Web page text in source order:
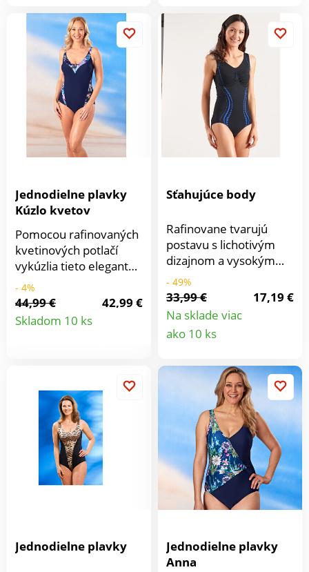
nad rámec platných
noriem. Možno prať v
práčke. Odolné voči
morskej vode a chlóru,
vhodné na pláž a do
bazéna. Po každom
použití odporúčame
vypláchať v čistej vode.
štíhlejšiu siluetu.
Jednodielne plavky
Kúzlo kvetov
Pomocou rafinovaných
kvetinových potlačí
vykúzlia tieto elegantné
jednodielne plavky
skvelú postavu.
Celkovo perfektný
vzhľad umocnia i jemne
prsiami pre diskrétnu
oporu.
- 4%
44,99 €
42,99 €
Skladom 10 ks
Detail
Sťahujúce body
Rafinovane tvarujú
postavu s lichotivým
dizajnom a vysokým
chrbtom - veľmi
príjemné na nosenie!
Všité tvarujúce zóny
optimálne tvarujú
partiu hrudníka a
ploché bruško -
obdivuhodné!
- 49%
33,99 €
17,19 €
Na sklade viac
ako 10 ks
Jednodielne plavky
Jednodielne plavky
Anna